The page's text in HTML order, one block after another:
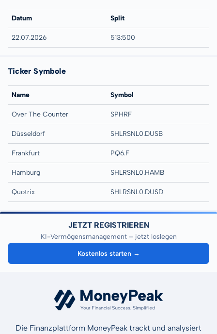
Datum Split
22.07.2026 513:500
Ticker Symbole
Name Symbol
Over The Counter SPHRF
Düsseldorf SHLRSNL0.DUSB
Frankfurt PQ6.F
Hamburg SHLRSNL0.HAMB
Quotrix SHLRSNL0.DUSD
JETZT REGISTRIEREN
KI-Vermögensmanagement – jetzt loslegen
Kostenlos starten →
Die Finanzplattform MoneyPeak trackt und analysiert